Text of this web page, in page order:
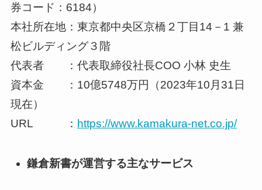
券コード：6184）
本社所在地：東京都中央区京橋２丁目14－1 兼
松ビルディング３階
代表者 ：代表取締役社長COO 小林 史生
資本金 ：10億5748万円（2023年10月31日
現在）
URL ： https://www.kamakura-net.co.jp/
鎌倉新書が運営する主なサービス